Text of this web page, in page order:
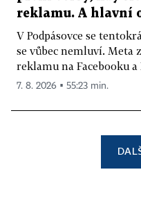
reklamu. A hlavní
V Podpásovce se
se vůbec nemluví. Meta
reklamu na Facebooku
7. 8. 2026 ▪ 55:23 min.